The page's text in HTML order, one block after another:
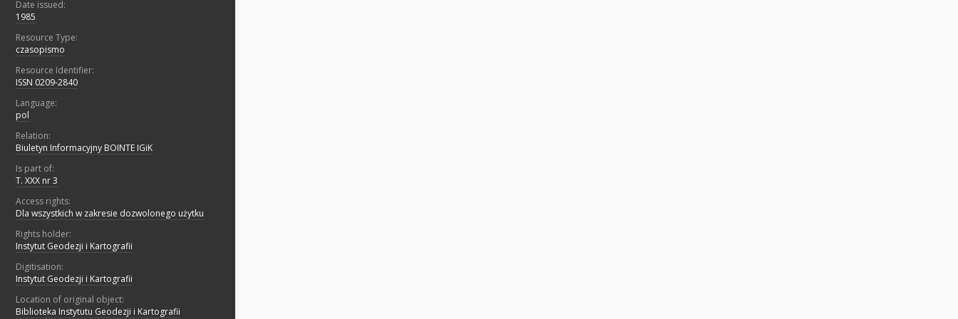
Date issued:
1985
Resource Type:
czasopismo
Resource Identifier:
ISSN 0209-2840
Language:
pol
Relation:
Biuletyn Informacyjny BOINTE IGiK
Is part of:
T. XXX nr 3
Access rights:
Dla wszystkich w zakresie dozwolonego użytku
Rights holder:
Instytut Geodezji i Kartografii
Digitisation:
Instytut Geodezji i Kartografii
Location of original object:
Biblioteka Instytutu Geodezji i Kartografii